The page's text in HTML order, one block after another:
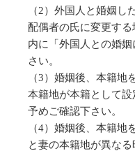
（2）外国人と婚姻し
配偶者の氏に変更す
内に「外国人との婚
さい。
（3）婚姻後、本籍地
本籍地が本籍として
予めご確認下さい。
（4）婚姻後、本籍地
と妻の本籍地が異な